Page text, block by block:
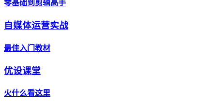
零基础到剪辑高手
自媒体运营实战
最佳入门教材
优设课堂
火什么看这里